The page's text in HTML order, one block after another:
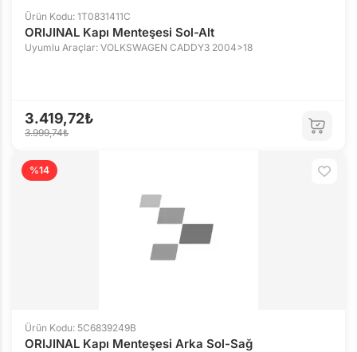
Ürün Kodu: 1T0831411C
ORIJINAL Kapı Menteşesi Sol-Alt
Uyumlu Araçlar: VOLKSWAGEN CADDY3 2004>18
3.419,72₺
3.999,74₺
%14
Ürün Kodu: 5C6839249B
ORIJINAL Kapı Menteşesi Arka Sol-Sağ